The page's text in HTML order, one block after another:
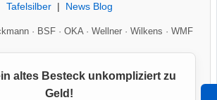
Tafelsilber| News Blog
· BSF· OKA· Wellner· Wilkens · WMF
altes Besteck unkompliziert zu
Geld!